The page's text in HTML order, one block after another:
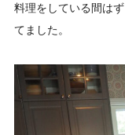
料理をしている間は
てました。